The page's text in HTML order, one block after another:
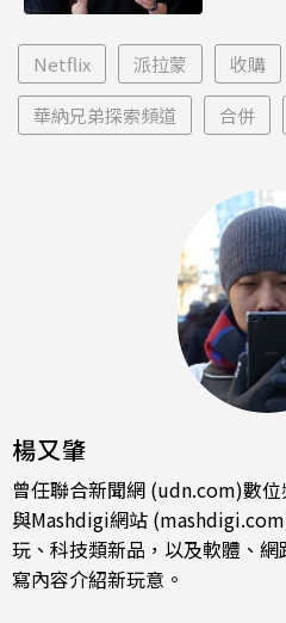
Netflix 派拉蒙 收購
華納兄弟探索頻道 合併
楊又肇
曾任聯合新聞網 (udn.com)數
與Mashdigi網站
玩、科技類新品，以及軟體、
寫內容介紹新玩意。